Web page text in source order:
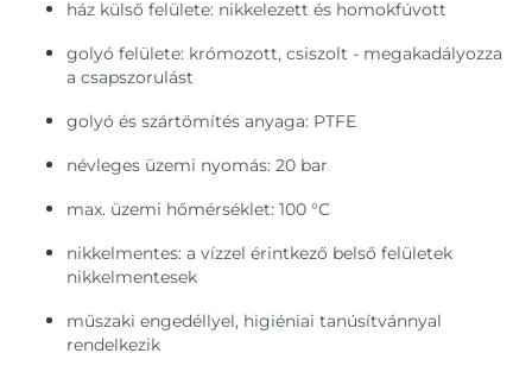
ház külső felülete: nikkelezett és homokfúvott
golyó felülete: krómozott, csiszolt - megakadályozza
a csapszorulást
golyó és szártömítés anyaga: PTFE
névleges üzemi nyomás: 20 bar
max. üzemi hőmérséklet: 100 °C
nikkelmentes: a vízzel érintkező belső felületek
nikkelmentesek
műszaki engedéllyel, higiéniai tanúsítvánnyal
rendelkezik